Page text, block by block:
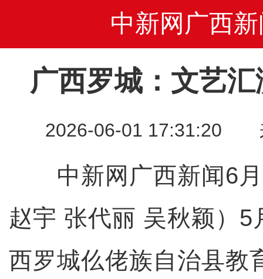
中新网广西新
广西罗城：文艺
2026-06-01 17:31:20
中新网广西新闻6月
赵宇 张代丽 吴秋颖）5
西罗城仫佬族自治县教